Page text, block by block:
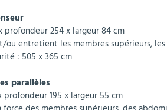
profondeur 254 x largeur 84 cm
ou entretient les membres supérieurs,
: 505 x 365 cm
parallèles
profondeur 195 x largeur 55 cm